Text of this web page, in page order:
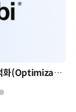
AI 시대의 의사결정을 바꾸는 수리최적화(Optimization): 실제 산업 적용 사례와 활용 전략